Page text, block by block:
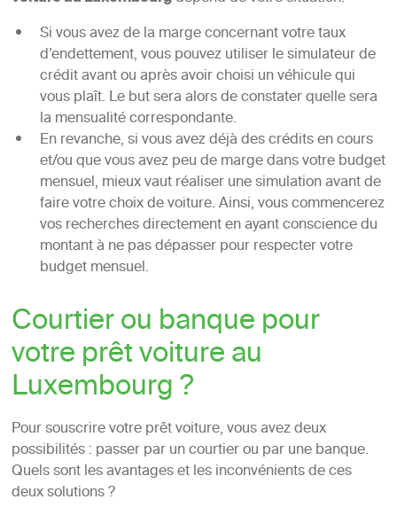
Si vous avez de la marge concernant votre taux
d’endettement, vous pouvez utiliser le simulateur de
crédit avant ou après avoir choisi un véhicule qui
vous plaît. Le but sera alors de constater quelle sera
la mensualité correspondante.
En revanche, si vous avez déjà des crédits en cours
et/ou que vous avez peu de marge dans votre budget
mensuel, mieux vaut réaliser une simulation avant de
faire votre choix de voiture. Ainsi, vous commencerez
vos recherches directement en ayant conscience du
montant à ne pas dépasser pour respecter votre
budget mensuel.
Courtier ou banque pour
votre prêt voiture au
Luxembourg ?
Pour souscrire votre prêt voiture, vous avez deux
possibilités : passer par un courtier ou par une banque.
Quels sont les avantages et les inconvénients de ces
deux solutions ?